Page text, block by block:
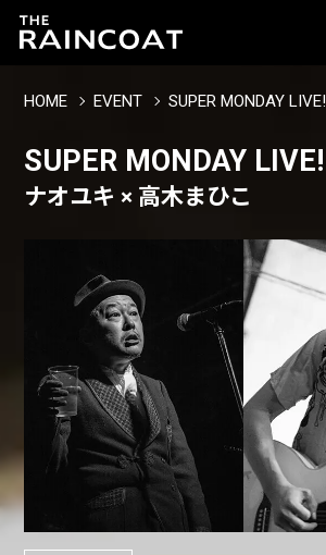
HOME EVENT SUPER MONDAY LIVE!
SUPER MONDAY LIVE!
ナオユキ × 高木まひこ